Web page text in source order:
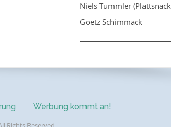
Niels Tümmler
Goetz Schimmack
Werbung kommt an!